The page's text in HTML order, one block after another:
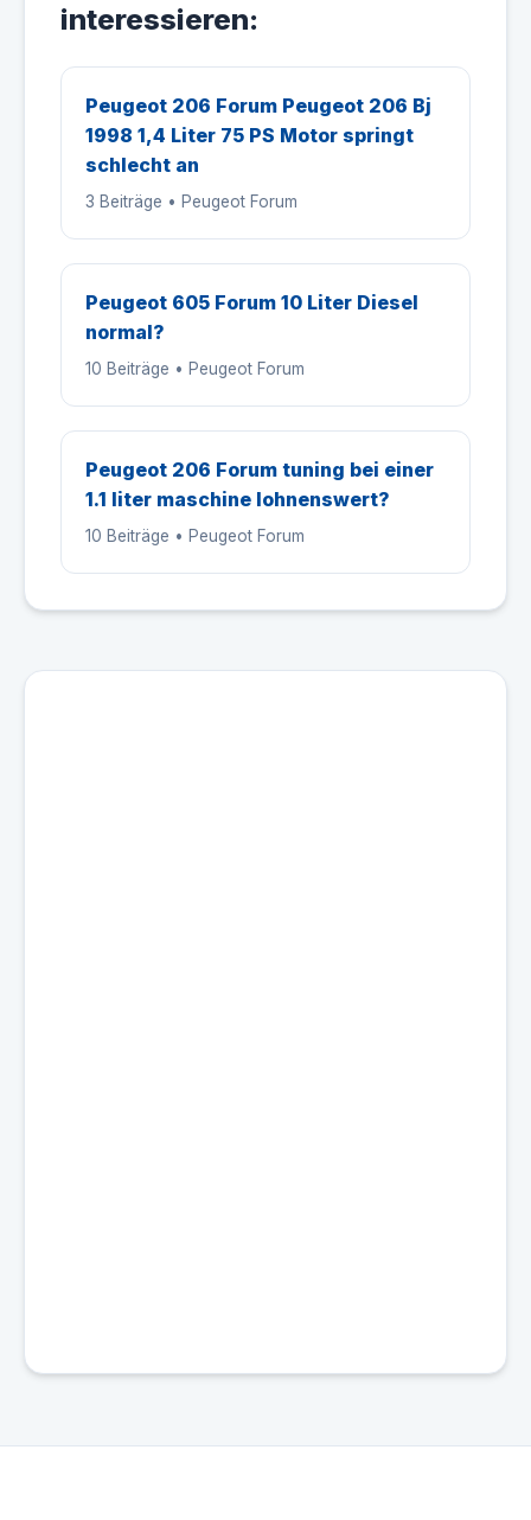
interessieren:
Peugeot 206 Forum Peugeot 206 Bj
1998 1,4 Liter 75 PS Motor springt
schlecht an
3 Beiträge • Peugeot Forum
Peugeot 605 Forum 10 Liter Diesel
normal?
10 Beiträge • Peugeot Forum
Peugeot 206 Forum tuning bei einer
1.1 liter maschine lohnenswert?
10 Beiträge • Peugeot Forum